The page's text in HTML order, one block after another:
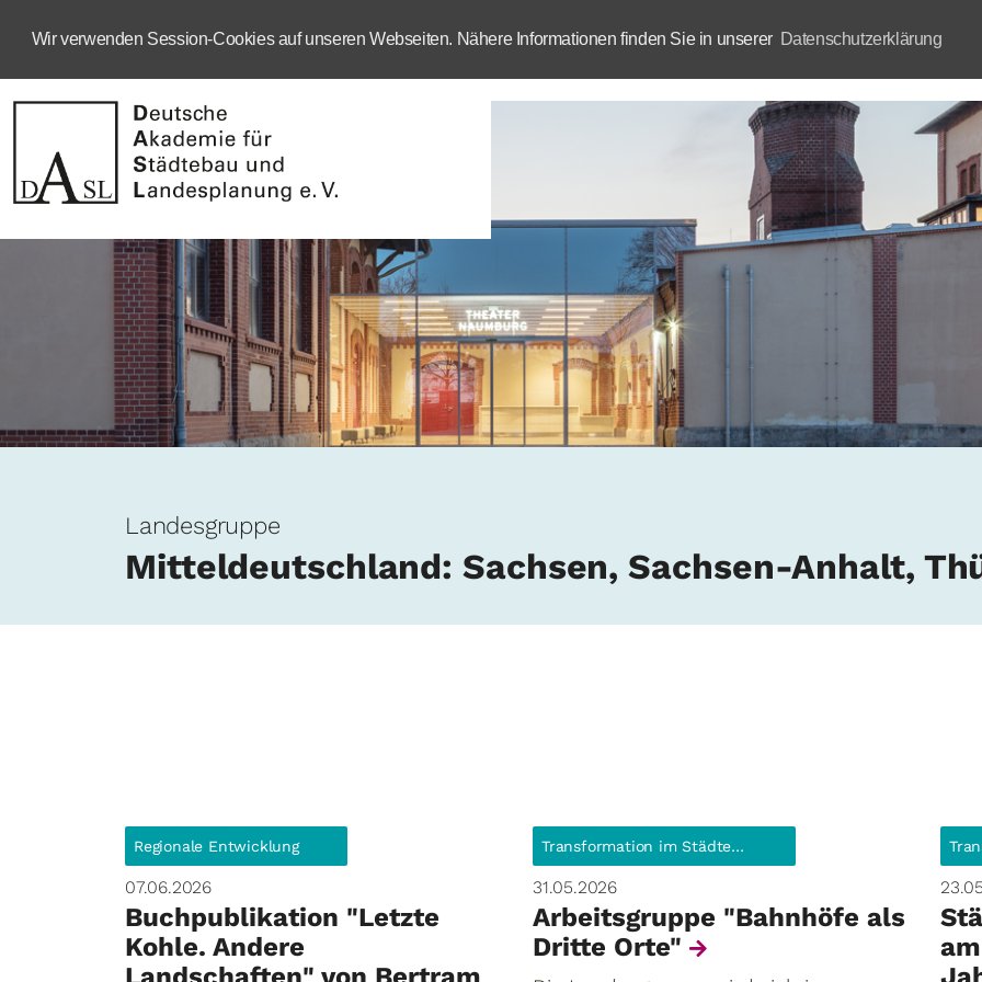
Wir verwenden Session-Cookies auf unseren Webseiten. Nähere Informationen finden Sie in unserer Datenschutzerklärung
Aktuelles Akademie
Landesgruppe
Mitteldeutschland: Sachsen, Sachsen-Anhalt,
Regionale Entwicklung
07.06.2026
Buchpublikation "Letzte
Kohle. Andere
Transformation im Städtebau
31.05.2026
Arbeitsgruppe "Bahnhöfe als
Dritte Orte"